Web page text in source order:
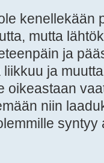
kenellekään
mutta
ja
ja
oikeastaan
niin